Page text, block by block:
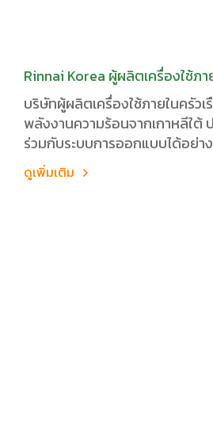
Rinnai Korea ผู้ผลิตเครื่องใช้ภา
บริษัทผู้ผลิตเครื่องใช้ภายในครัว
พลังงานความร้อนจากเกาหลีใต้
ร่วมกับระบบการออกแบบได้อย่า
ดูเพิ่มเติม